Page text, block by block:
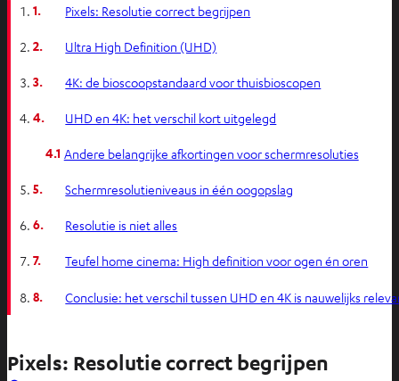
1. Pixels: Resolutie correct begrijpen
2. Ultra High Definition (UHD)
3. 4K: de bioscoopstandaard voor thuisbioscopen
4. UHD en 4K: het verschil kort uitgelegd
4.1 Andere belangrijke afkortingen voor schermresoluties
5. Schermresolutieniveaus in één oogopslag
6. Resolutie is niet alles
7. Teufel home cinema: High definition voor ogen én oren
8. Conclusie: het verschil tussen UHD en 4K is nauwelijks
Pixels: Resolutie correct begrijpen